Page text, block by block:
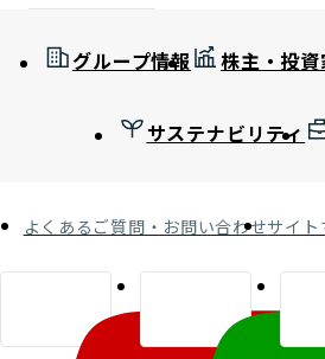
グループ情報 株主・投
サステナビリティ
よくあるご質問・お問い合わせサイト